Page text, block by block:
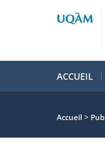
ACCUEIL
Accueil >